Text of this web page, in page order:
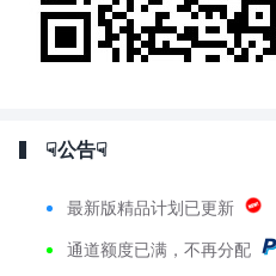
☟公告☟
最新版精品计划已更新
通道额度已满，不再分配